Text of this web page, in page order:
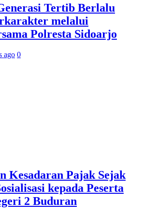
Tertib Berlalu
melalui
Polresta Sidoarjo
ago 0
Kesadaran Pajak Sejak
kepada Peserta
2 Buduran